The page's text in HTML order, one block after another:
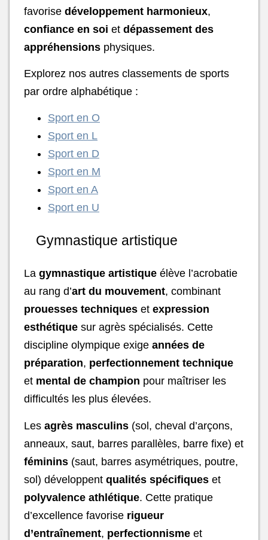
favorise développement harmonieux,
confiance en soi et dépassement des
appréhensions physiques.
Explorez nos autres classements de sports
par ordre alphabétique :
Sport en O
Sport en L
Sport en D
Sport en M
Sport en A
Sport en U
Gymnastique artistique
La gymnastique artistique élève l’acrobatie
au rang d’art du mouvement, combinant
prouesses techniques et expression
esthétique sur agrès spécialisés. Cette
discipline olympique exige années de
préparation, perfectionnement technique
et mental de champion pour maîtriser les
difficultés les plus élevées.
Les agrès masculins (sol, cheval d’arçons,
anneaux, saut, barres parallèles, barre fixe) et
féminins (saut, barres asymétriques, poutre,
sol) développent qualités spécifiques et
polyvalence athlétique. Cette pratique
d’excellence favorise rigueur
d’entraînement, perfectionnisme et